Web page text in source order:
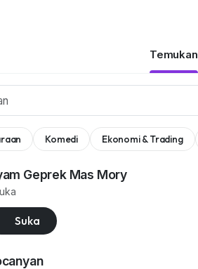
Temukan
Komedi Ekonomi & Trading
Geprek Mas Mory
Suka